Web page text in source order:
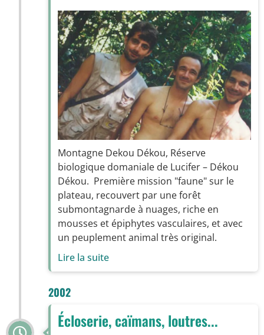
Montagne Dekou Dékou, Réserve
biologique domaniale de Lucifer – Dékou
Dékou. Première mission "faune" sur le
plateau, recouvert par une forêt
submontagnarde à nuages, riche en
mousses et épiphytes vasculaires, et avec
un peuplement animal très original.
Lire la suite
2002
Écloserie, caïmans, loutres...